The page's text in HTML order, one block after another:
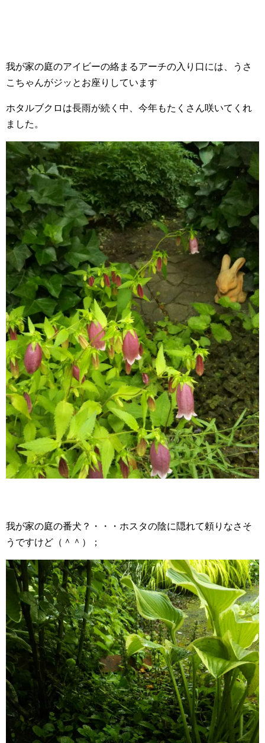
我が家の庭のアイビーの絡まるアーチの入り口には、うさ
こちゃんがジッとお座りしています
ホタルブクロは長雨が続く中、今年もたくさん咲いてくれ
ました。
我が家の庭の番犬？・・・ホスタの陰に隠れて頼りなさそ
うですけど（＾＾）；